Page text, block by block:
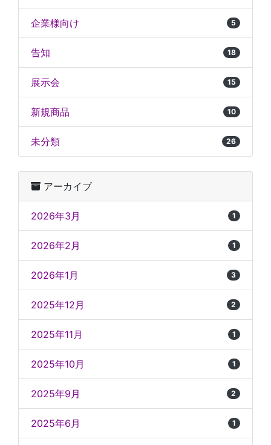
企業様向け 5
告知 18
展示会 15
新規商品 10
未分類 26
アーカイブ
2026年3月 1
2026年2月 1
2026年1月 3
2025年12月 2
2025年11月 1
2025年10月 1
2025年9月 2
2025年6月 1